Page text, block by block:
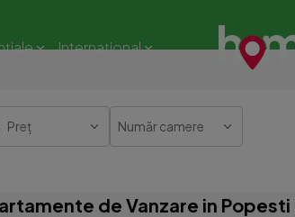
Internațional
Preț Număr camere
de Vanzare in